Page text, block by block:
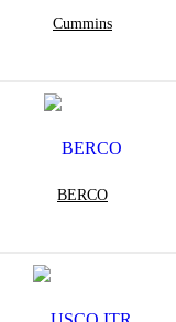
Cummins
BERCO